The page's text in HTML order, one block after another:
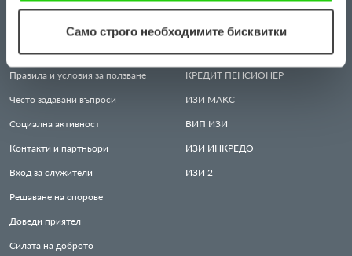
Само строго необходимите бисквитки
Всичко за нас
Защита на личните данни
Правила и условия за ползване
Често задавани въпроси
Социална активност
Контакти и партньори
Вход за служители
Решаване на спорове
Доведи приятел
Силата на доброто
КРЕДИТ
ИЗИМЕСЕЦ
КРЕДИТ ПЕНСИОНЕР
ИЗИ МАКС
ВИП ИЗИ
ИЗИ ИНКРЕДО
ИЗИ 2